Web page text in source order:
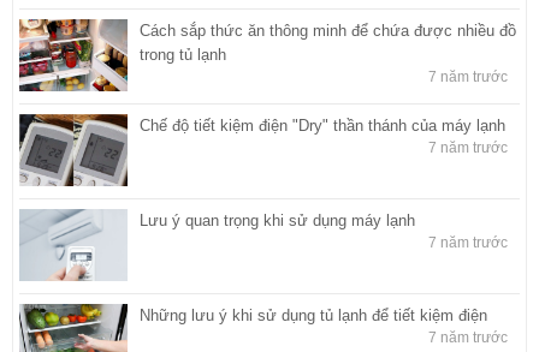
Cách sắp thức ăn thông minh để chứa được nhiều đồ
trong tủ lạnh
7 năm trước
Chế độ tiết kiệm điện "Dry" thần thánh của máy lạnh
7 năm trước
Lưu ý quan trọng khi sử dụng máy lạnh
7 năm trước
Những lưu ý khi sử dụng tủ lạnh để tiết kiệm điện
7 năm trước